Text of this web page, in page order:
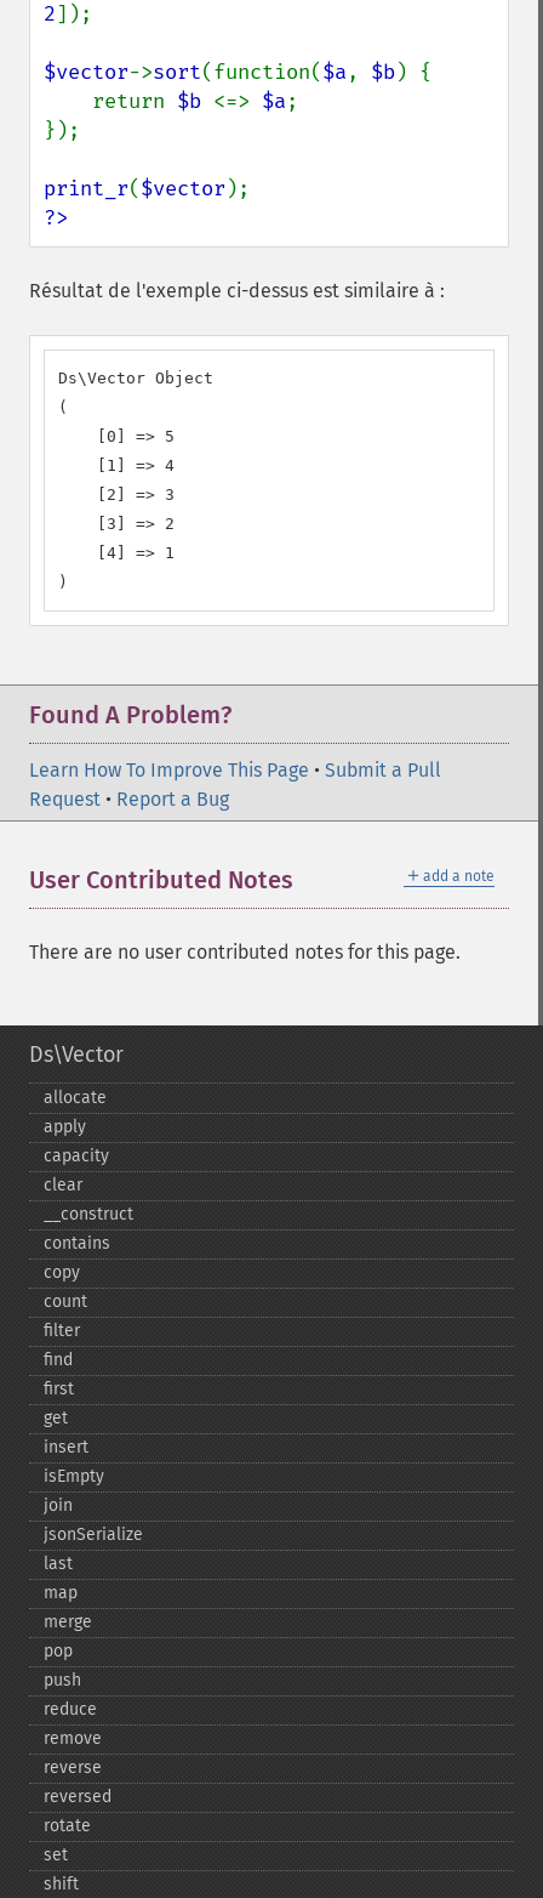
2]);
$vector->sort(function($a, $b) {
    return
$b <=> $a;
});
print_r($vector
?>
Résultat de l'exemple ci-dessus est similaire à :
Ds\Vector Object
(
    [0] => 5
    [1] => 4
    [2] => 3
    [3] => 2
    [4] => 1
)
Found A Problem?
Learn How To Improve This Page • Submit a Pull
Request • Report a Bug
＋ add a note
User Contributed Notes
There are no user contributed notes for this page.
Ds\Vector
allocate
apply
capacity
clear
_​_​construct
contains
copy
count
filter
find
first
get
insert
isEmpty
join
jsonSerialize
last
map
merge
pop
push
reduce
remove
reverse
reversed
rotate
set
shift